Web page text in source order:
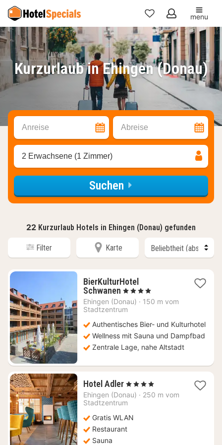
Meine
Favoriten
menu
Kurzurlaub in Ehingen (Donau)
Anreise Abreise
2 Erwachsene (1 Zimmer)
Suchen
22 Kurzurlaub Hotels in Ehingen (Donau) gefunden
Filter Karte
BierKulturHotel
Schwanen 1
Nacht
ab
€
, 4 Sterne
Ehingen (Donau) · 150 m vom
Stadtzentrum
Authentisches Bier- und Kulturhotel
Wellness mit Sauna und Dampfbad
Zentrale Lage, nahe Altstadt
Hotel Adler1
Nacht
ab
€
, 4 Sterne
Ehingen (Donau) · 250 m vom
Stadtzentrum
Gratis WLAN
Restaurant
Sauna